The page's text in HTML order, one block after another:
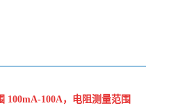
100mA-100A，电阻测量范围